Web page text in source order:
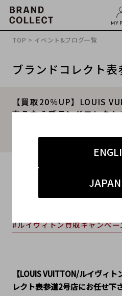
TOP > イベント&ブログ一覧
ブランドコレクト表
【買取20％UP】LOUIS
売るならブランドコレク
りいたします！
2025.12.16
#表参道2号店
#ルイヴィトン買取キャンペー
【LOUIS VUITTON/ルイヴィ
レクト表参道2号店にお任せ下